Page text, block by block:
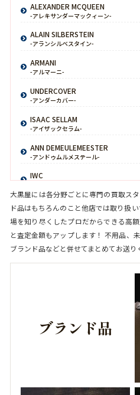
ALEXANDER MCQUEEN
-アレキサンダーマックィーン-
ALAIN SILBERSTEIN
-アランシルベスタイン-
ARMANI
-アルマーニ-
UNDERCOVER
-アンダーカバー-
ISAAC SELLAM
-アイザックセラム-
ANN DEMEULEMEESTER
-アンドゥムルメステール-
IWC
YVES SAINT LAURENT
-イヴサンローラン-
HUBLOT
-ウブロ-
-ヴェルサーチ-
大黒屋には各分野ごとに専門の買取ス
ド品はもちろんのこと他店では取り扱
場を知り尽くしたプロだからできる高
と査定金額もアップします！ 不用品、
ブランド品などと併せてまとめてお送り
ブランド品